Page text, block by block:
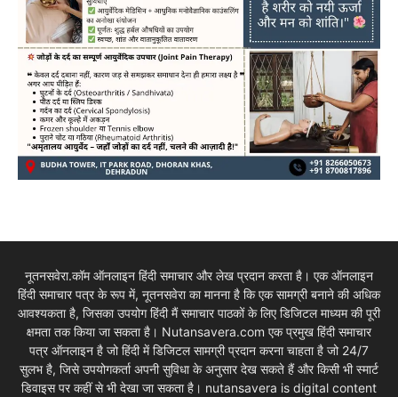
नूतनसवेरा.कॉम ऑनलाइन हिंदी समाचार और लेख प्रदान करता है। एक ऑनलाइन
हिंदी समाचार पत्र के रूप में, नूतनसवेरा का मानना है कि एक सामग्री बनाने की अधिक
आवश्यकता है, जिसका उपयोग हिंदी मैं समाचार पाठकों के लिए डिजिटल माध्यम की पूरी
क्षमता तक किया जा सकता है। Nutansavera.com एक प्रमुख हिंदी समाचार
पत्र ऑनलाइन है जो हिंदी में डिजिटल सामग्री प्रदान करना चाहता है जो 24/7
सुलभ है, जिसे उपयोगकर्ता अपनी सुविधा के अनुसार देख सकते हैं और किसी भी स्मार्ट
डिवाइस पर कहीं से भी देखा जा सकता है। nutansavera is digital content